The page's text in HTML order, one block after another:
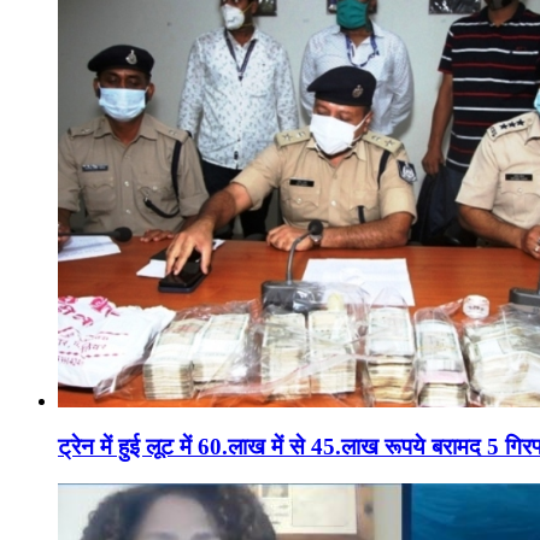
ट्रेन में हुई लूट में 60.लाख में से 45.लाख रूपये बरामद 5